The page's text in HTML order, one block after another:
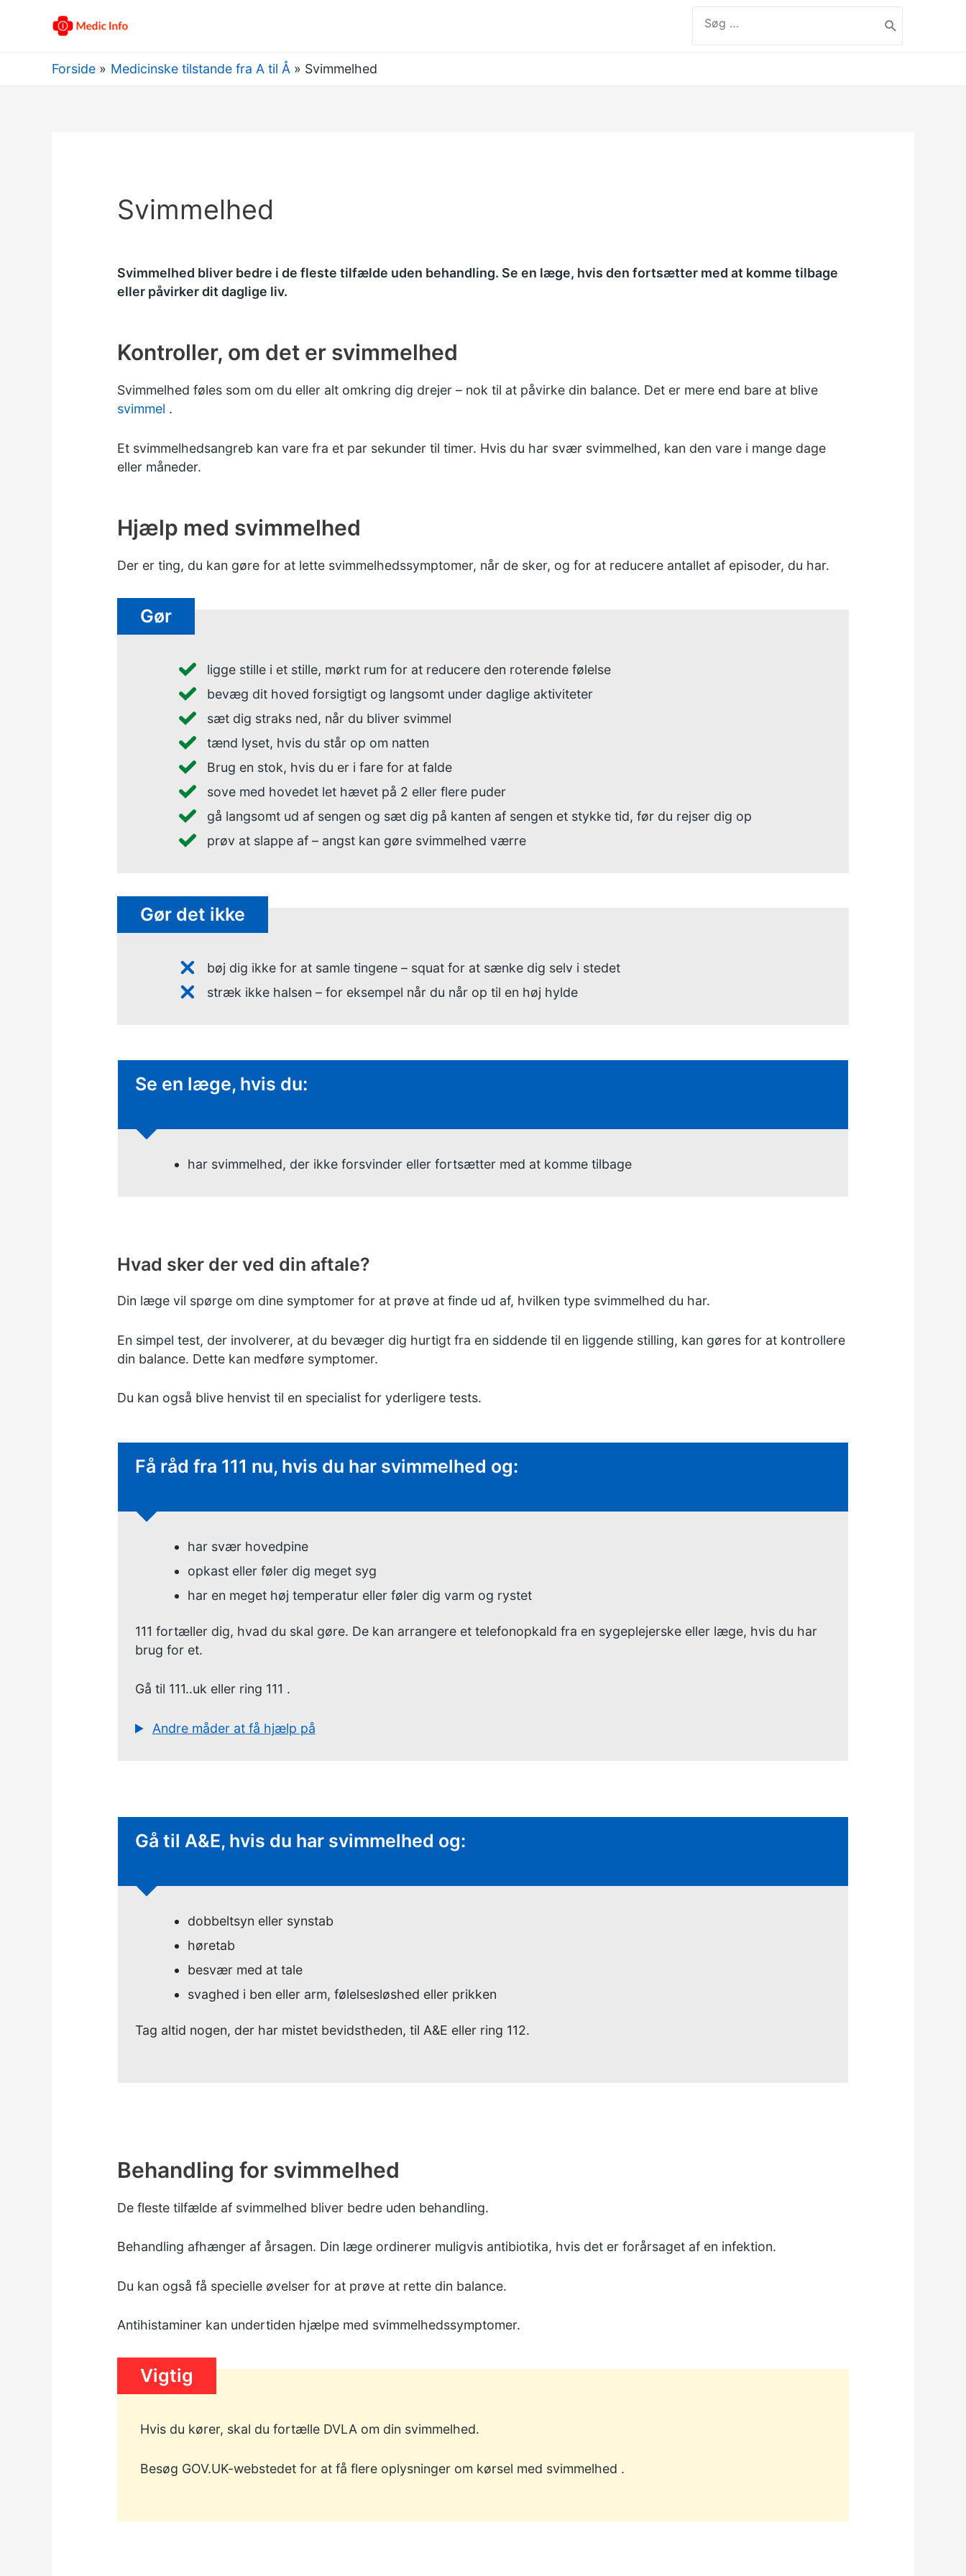
efter:
label
Forside Medicinske tilstande fra A til Å Svimmelhed
Svimmelhed
Svimmelhed bliver bedre i de fleste tilfælde uden behandling. Se en læge, hvis den fortsætter med at komme tilbage
eller påvirker dit daglige liv.
Kontroller, om det er svimmelhed
Svimmelhed føles som om du eller alt omkring dig drejer – nok til at påvirke din balance. Det er mere end bare at blive
svimmel .
Et svimmelhedsangreb kan vare fra et par sekunder til timer. Hvis du har svær svimmelhed, kan den vare i mange dage
eller måneder.
Hjælp med svimmelhed
Der er ting, du kan gøre for at lette svimmelhedssymptomer, når de sker, og for at reducere antallet af episoder, du har.
Gør
ligge stille i et stille, mørkt rum for at reducere den roterende følelse
bevæg dit hoved forsigtigt og langsomt under daglige aktiviteter
sæt dig straks ned, når du bliver svimmel
tænd lyset, hvis du står op om natten
Brug en stok, hvis du er i fare for at falde
sove med hovedet let hævet på 2 eller flere puder
gå langsomt ud af sengen og sæt dig på kanten af sengen et stykke tid, før du rejser dig op
prøv at slappe af – angst kan gøre svimmelhed værre
Gør det ikke
bøj dig ikke for at samle tingene – squat for at sænke dig selv i stedet
stræk ikke halsen – for eksempel når du når op til en høj hylde
Ikke-presserende rådgivning:
Se en læge, hvis du:
har svimmelhed, der ikke forsvinder eller fortsætter med at komme tilbage
Hvad sker der ved din aftale?
Din læge vil spørge om dine symptomer for at prøve at finde ud af, hvilken type svimmelhed du har.
En simpel test, der involverer, at du bevæger dig hurtigt fra en siddende til en liggende stilling, kan gøres for at kontrollere
din balance. Dette kan medføre symptomer.
Du kan også blive henvist til en specialist for yderligere tests.
Hastende rådgivning:
Få råd fra 111 nu, hvis du har svimmelhed og:
har svær hovedpine
opkast eller føler dig meget syg
har en meget høj temperatur eller føler dig varm og rystet
111 fortæller dig, hvad du skal gøre. De kan arrangere et telefonopkald fra en sygeplejerske eller læge, hvis du har
brug for et.
Gå til 111..uk eller ring 111 .
Andre måder at få hjælp på
Øjeblikkelig handling krævet:
Gå til A&E, hvis du har svimmelhed og:
dobbeltsyn eller synstab
høretab
besvær med at tale
svaghed i ben eller arm, følelsesløshed eller prikken
Tag altid nogen, der har mistet bevidstheden, til A&E eller ring 112.
Behandling for svimmelhed
De fleste tilfælde af svimmelhed bliver bedre uden behandling.
Behandling afhænger af årsagen. Din læge ordinerer muligvis antibiotika, hvis det er forårsaget af en infektion.
Du kan også få specielle øvelser for at prøve at rette din balance.
Antihistaminer kan undertiden hjælpe med svimmelhedssymptomer.
Vigtig
Hvis du kører, skal du fortælle DVLAom din svimmelhed.
Besøg GOV.UK-webstedet for at få flere oplysninger om kørsel med svimmelhed .